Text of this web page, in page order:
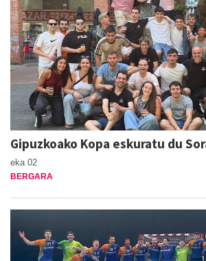
Gipuzkoako Kopa eskuratu du
eka 02
BERGARA